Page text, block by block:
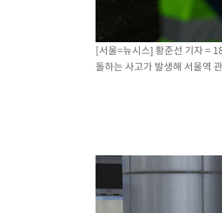
[서울=뉴시스] 황준선 기자 =
돌하는 사고가 발생해 서울역